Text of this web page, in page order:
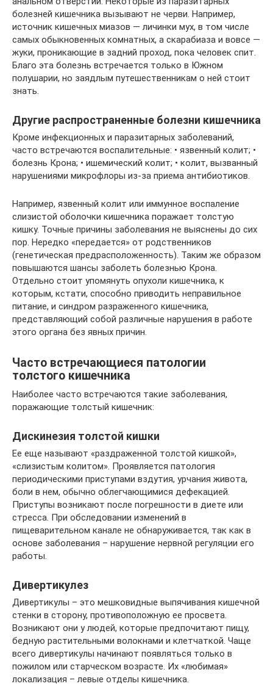
болезней кишечника вызывают не черви. Например,
источник кишечных миазов — личинки мух, в том числе
самых обыкновенных комнатных, а скарабиаза и вовсе —
жуки, проникающие в задний проход, пока человек спит.
Благо эта болезнь встречается только в Южном
полушарии, но заядлым путешественникам о ней стоит
знать.
Другие распространенные болезни кишечника
Кроме инфекционных и паразитарных заболеваний,
часто встречаются воспалительные: • язвенный колит; •
болезнь Крона; • ишемический колит; • колит, вызванный
нарушениями микрофлоры из-за приема антибиотиков.
Например, язвенный колит или иммунное воспаление
слизистой оболочки кишечника поражает толстую
кишку. Точные причины заболевания не выяснены до сих
пор. Нередко «передается» от родственников
(генетическая предрасположенность). Таким же образом
повышаются шансы заболеть болезнью Крона.
Отдельно стоит упомянуть опухоли кишечника, к
которым, кстати, способно приводить неправильное
питание, и синдром разраженного кишечника,
представляющий собой различные нарушения в работе
этого органа без явных причин.
Часто встречающиеся патологии
толстого кишечника
Наиболее часто встречаются такие заболевания,
поражающие толстый кишечник:
Дискинезия толстой кишки
Ее еще называют «раздраженной толстой кишкой»,
«слизистым колитом». Проявляется патология
периодическими приступами вздутия, урчания живота,
боли в нем, обычно облегчающимися дефекацией.
Приступы возникают после погрешности в диете или
стресса. При обследовании изменений в
пищеварительном канале не обнаруживается, так как в
основе заболевания – нарушение нервной регуляции его
работы.
Дивертикулез
Дивертикулы – это мешковидные выпячивания кишечной
стенки в сторону, противоположную ее просвета.
Возникают они у людей, которые предпочитают пищу,
бедную растительными волокнами и клетчаткой. Чаще
всего дивертикулы начинают появляться только в
пожилом или старческом возрасте. Их «любимая»
локализация – левые отделы кишечника.